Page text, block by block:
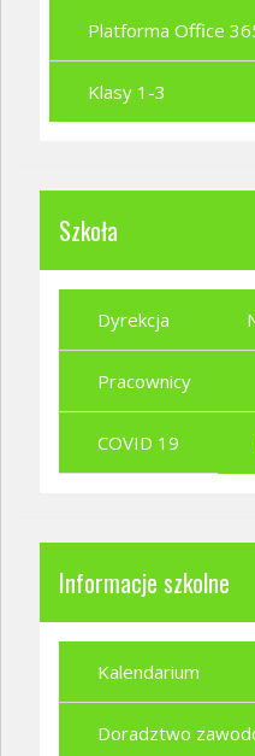
Platforma Office
Klasy 1-3
Szkoła
Dyrekcja
Pracownicy
COVID 19
Informacje szkolne
Kalendarium
Doradztwo